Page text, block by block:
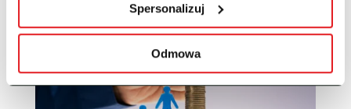
Spersonalizuj
Odmowa